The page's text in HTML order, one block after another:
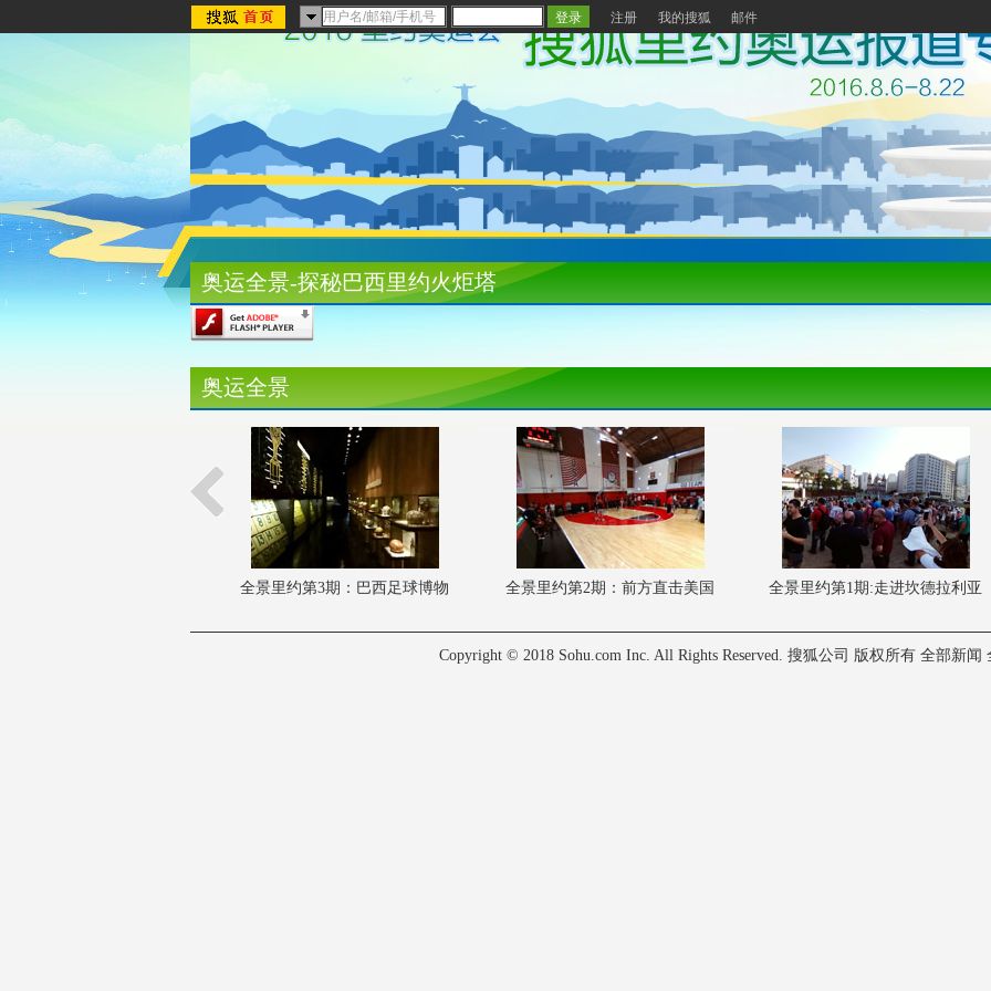
注册 我的搜狐 邮件
奥运全景-探秘巴西里约火炬塔
奥运全景
全景里约第3期：巴西足球博物
全景里约第2期：前方直击美国
全景里约第1期:走进坎德拉利亚
Copyright © 2018 Sohu.com Inc. All Rights Reserved. 搜狐公司 版权所有 全部新闻